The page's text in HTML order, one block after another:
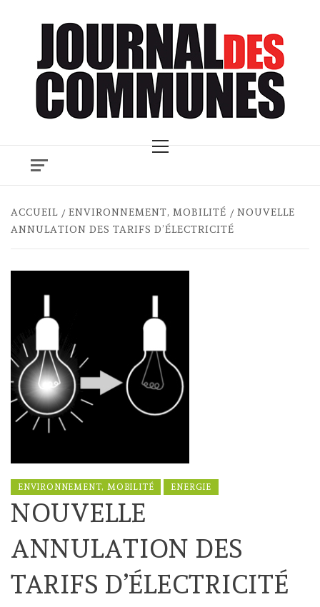
Menu
ACCUEIL ENVIRONNEMENT, MOBILITÉ
NOUVELLE
ANNULATION DES TARIFS D’ÉLECTRICITÉ
ENVIRONNEMENT, MOBILITÉ ENERGIE
NOUVELLE
ANNULATION DES
TARIFS D’ÉLECTRICITÉ